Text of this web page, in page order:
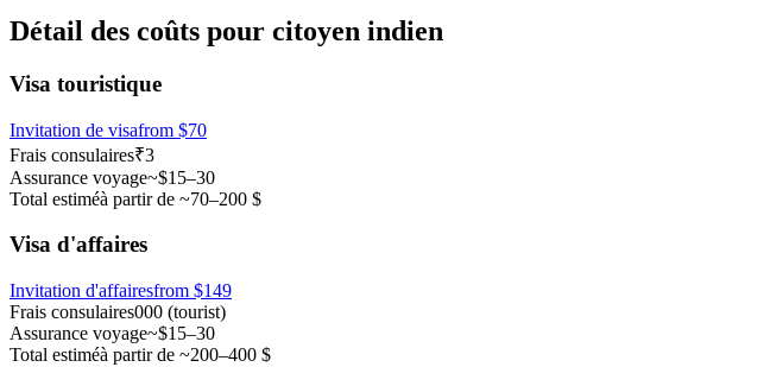
Détail des coûts pour citoyen indien
Visa touristique
Invitation de visafrom $70
Frais consulaires₹3
Assurance voyage~$15–30
Total estiméà partir de ~70–200 $
Visa d'affaires
Invitation d'affairesfrom $149
Frais consulaires000 (tourist)
Assurance voyage~$15–30
Total estiméà partir de ~200–400 $